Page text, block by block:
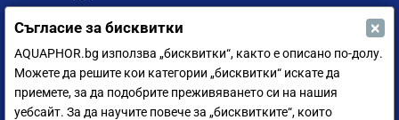
ФИРМЕН МАГАЗИН (РУСЕ):
гр. Русе, ул. Борисова 73, до Приста Ойл
ФИРМЕН МАГАЗИН (СИЛИСТРА):
гр. Силистра, ул. Петър Мутафчиев 75
Съгласие за бисквитки ×
AQUAPHOR.bg използва „бисквитки“, както е описано по-долу.
Можете да решите кои категории „бисквитки“ искате да
приемете, за да подобрите преживяването си на нашия
уебсайт. За да научите повече за „бисквитките“, които